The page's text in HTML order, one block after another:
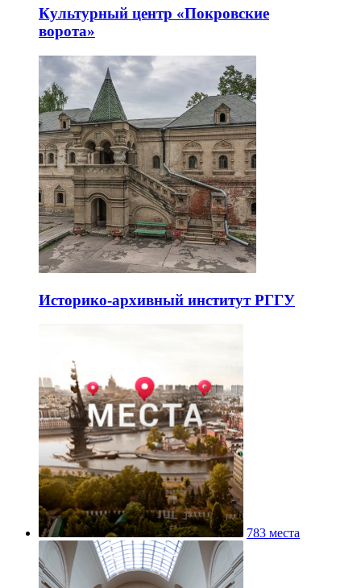
Культурный центр «Покровские
ворота»
Историко-архивный институт РГГУ
783 места